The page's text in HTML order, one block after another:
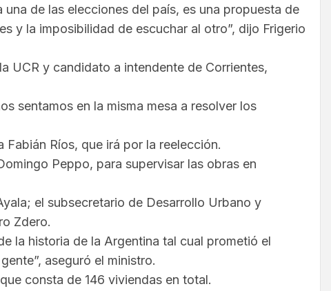
de las elecciones del país, es una propuesta de
y la imposibilidad de escuchar al otro”, dijo Frigerio
UCR y candidato a intendente de Corrientes,
sentamos en la misma mesa a resolver los
Ríos, que irá por la reelección.
Peppo, para supervisar las obras en
el subsecretario de Desarrollo Urbano y
Zdero.
la historia de la Argentina tal cual prometió el
aseguró el ministro.
consta de 146 viviendas en total.